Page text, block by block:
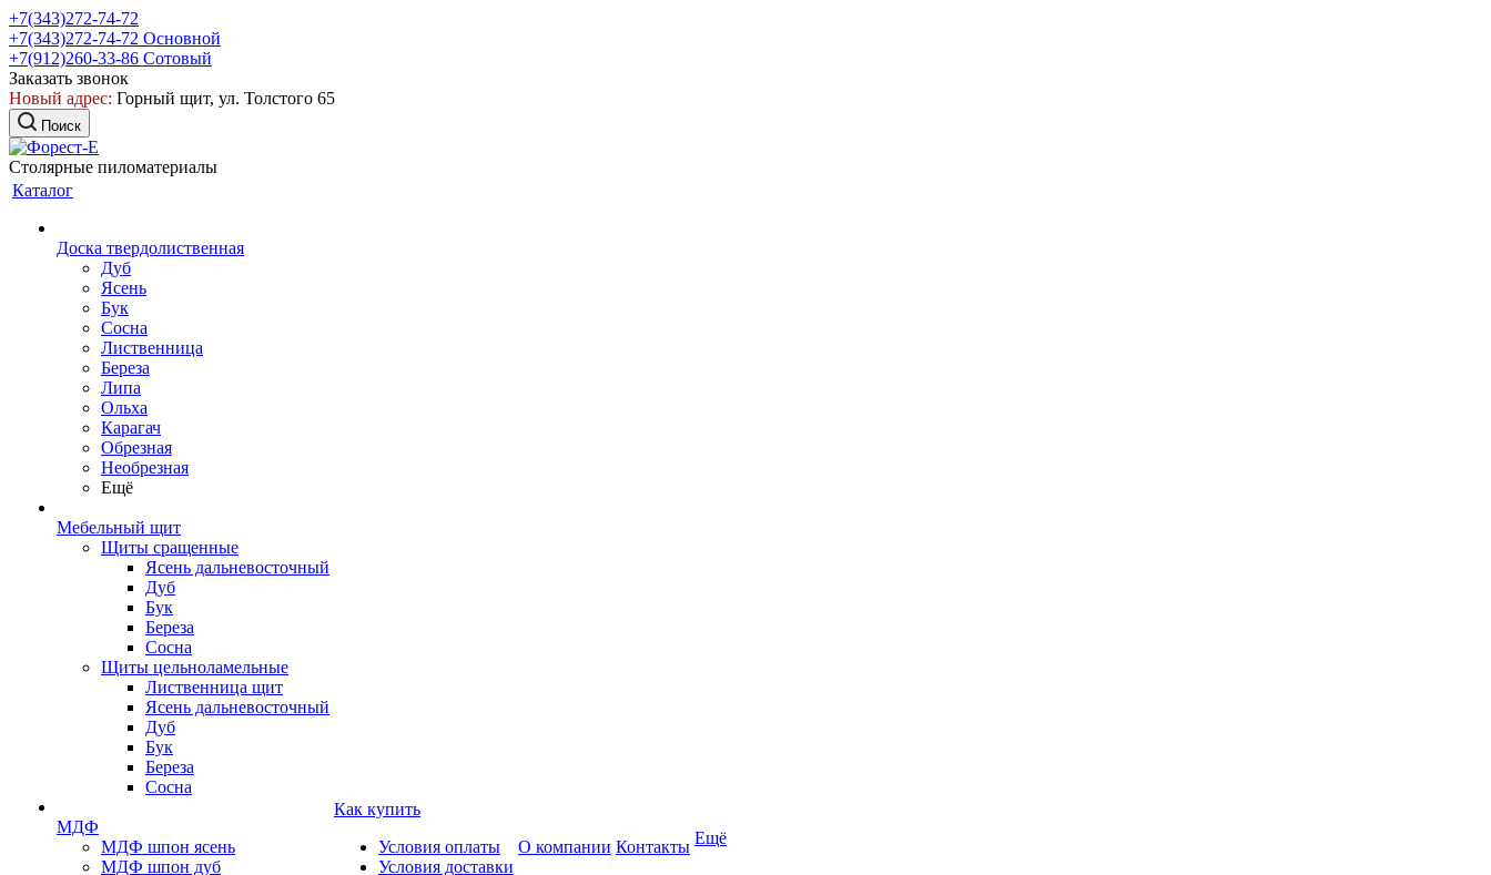
+7(343)272-74-72
+7(343)272-74-72 Основной
+7(912)260-33-86 Сотовый
Заказать звонок
Новый адрес: Горный щит, ул. Толстого 65
Поиск
Столярные пиломатериалы
Каталог
Доска твердолиственная
Дуб
Ясень
Бук
Сосна
Лиственница
Береза
Липа
Ольха
Карагач
Обрезная
Необрезная
Ещё
Мебельный щит
Щиты сращенные
Ясень дальневосточный
Дуб
Бук
Береза
Сосна
Щиты цельноламельные
Лиственница щит
Ясень дальневосточный
Дуб
Бук
Береза
Сосна
МДФ
МДФ шпон ясень
МДФ шпон дуб
Как купить
Условия оплаты
Условия доставки
О компании Контакты Ещё